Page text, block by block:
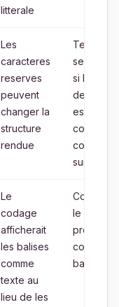
litterale
Les
caracteres
reserves
peuvent
changer la
structure
rendue
Texte
si la
est
connue
comme
sure
Le
codage
afficherait
les balises
comme
texte au
lieu de les
le HTML
prevu
comme
balisage